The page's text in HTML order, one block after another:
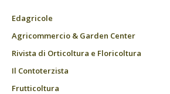
Edagricole
Agricommercio & Garden Center
Rivista di Orticoltura e Floricoltura
Il Contoterzista
Frutticoltura